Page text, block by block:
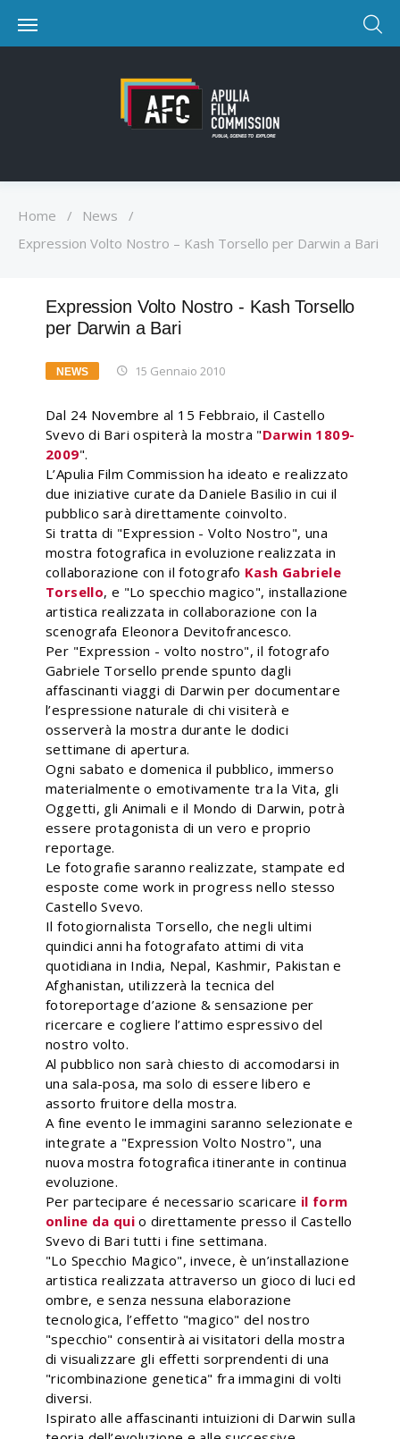
Home / News
/
Expression Volto Nostro – Kash Torsello per Darwin a Bari
Expression Volto Nostro - Kash Torsello
per Darwin a Bari
NEWS 15 Gennaio 2010
Dal 24 Novembre al 15 Febbraio, il Castello
Svevo di Bari ospiterà la mostra "Darwin 1809-
2009".
L’Apulia Film Commission ha ideato e realizzato
due iniziative curate da Daniele Basilio in cui il
pubblico sarà direttamente coinvolto.
Si tratta di "Expression - Volto Nostro", una
mostra fotografica in evoluzione realizzata in
collaborazione con il fotografo Kash Gabriele
Torsello, e "Lo specchio magico", installazione
artistica realizzata in collaborazione con la
scenografa Eleonora Devitofrancesco.
Per "Expression - volto nostro", il fotografo
Gabriele Torsello prende spunto dagli
affascinanti viaggi di Darwin per documentare
l’espressione naturale di chi visiterà e
osserverà la mostra durante le dodici
settimane di apertura.
Ogni sabato e domenica il pubblico, immerso
materialmente o emotivamente tra la Vita, gli
Oggetti, gli Animali e il Mondo di Darwin, potrà
essere protagonista di un vero e proprio
reportage.
Le fotografie saranno realizzate, stampate ed
esposte come work in progress nello stesso
Castello Svevo.
Il fotogiornalista Torsello, che negli ultimi
quindici anni ha fotografato attimi di vita
quotidiana in India, Nepal, Kashmir, Pakistan e
Afghanistan, utilizzerà la tecnica del
fotoreportage d’azione & sensazione per
ricercare e cogliere l’attimo espressivo del
nostro volto.
Al pubblico non sarà chiesto di accomodarsi in
una sala-posa, ma solo di essere libero e
assorto fruitore della mostra.
A fine evento le immagini saranno selezionate e
integrate a "Expression Volto Nostro", una
nuova mostra fotografica itinerante in continua
evoluzione.
Per partecipare é necessario scaricare il form
online da quio direttamente presso il Castello
Svevo di Bari tutti i fine settimana.
"Lo Specchio Magico", invece, è un’installazione
artistica realizzata attraverso un gioco di luci ed
ombre, e senza nessuna elaborazione
tecnologica, l’effetto "magico" del nostro
"specchio" consentirà ai visitatori della mostra
di visualizzare gli effetti sorprendenti di una
"ricombinazione genetica" fra immagini di volti
diversi.
Ispirato alle affascinanti intuizioni di Darwin sulla